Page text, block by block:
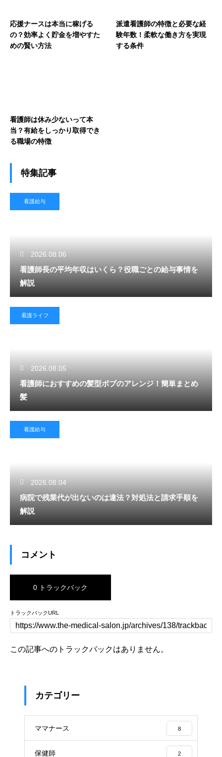
応援ナースは本当に稼げる
の？効率よく貯金を増やすた
めの賢い方法
派遣看護師の特徴と必要な経
験年数！柔軟な働き方を実現
する条件
看護師は休み少ないって本
当？有給をしっかり取得でき
る職場の特徴
特集記事
看護給与
2026.08.06
看護師長の平均年収はいくら？役職ごとの給与事情を
解説
看護ライフ
2026.08.05
看護師におすすめの髪型ボブのアレンジ！簡単まとめ
髪
看護給与
2026.08.04
病院で残業代が出ないのは違法？対処法と請求手順を
解説
コメント
0 トラックバック
トラックバックURL
この記事へのトラックバックはありません。
カテゴリー
ママナース 8
保健師 2